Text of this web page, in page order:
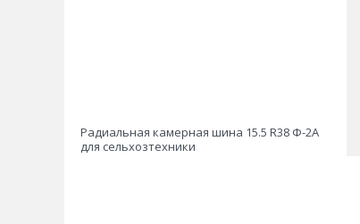
Радиальная камерная шина 15.5 R38 Ф-2А
для сельхозтехники